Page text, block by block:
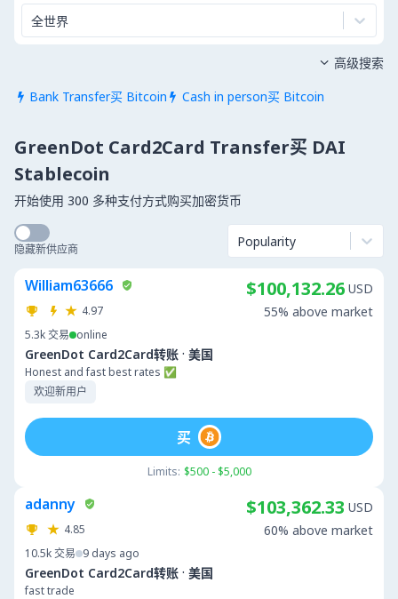
全世界
 Bank Transfer买 Bitcoin  Cash in person买 Bitcoin
 高级搜索
GreenDot Card2Card Transfer买 DAI
Stablecoin
开始使用 300 多种支付方式购买加密货币
隐藏新供应商 Popularity
William63666
4.97
5.3k交易 online
GreenDot Card2Card转账 · 美国
Honest and fast best rates ✅
欢迎新用户
$100,132.26 USD
55% above market
Limits: $500 - $5,000
买
adanny
4.85
10.5k交易 9 days ago
GreenDot Card2Card转账 · 美国
fast trade
$103,362.33 USD
60% above market